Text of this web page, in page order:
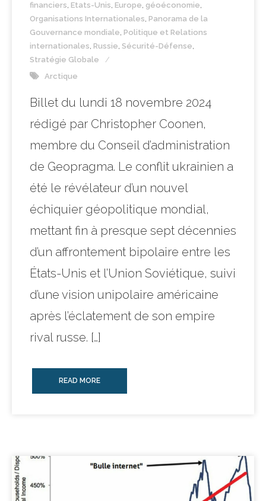
financiers, Etats-Unis, Europe, géoéconomie,
Organisations Internationales, Panorama de la
Gouvernance mondiale, Politique et Relations
internationales, Russie, Sécurité-Défense,
Stratégie Globale
Arctique
Billet du lundi 18 novembre 2024
rédigé par Christopher Coonen,
membre du Conseil d’administration
de Geopragma. Le conflit ukrainien a
été le révélateur d’un nouvel
échiquier géopolitique mondial,
mettant fin à presque sept décennies
d’un affrontement bipolaire entre les
États-Unis et l’Union Soviétique, suivi
d’une vision unipolaire américaine
après l’éclatement de son empire
rival russe. […]
READ MORE